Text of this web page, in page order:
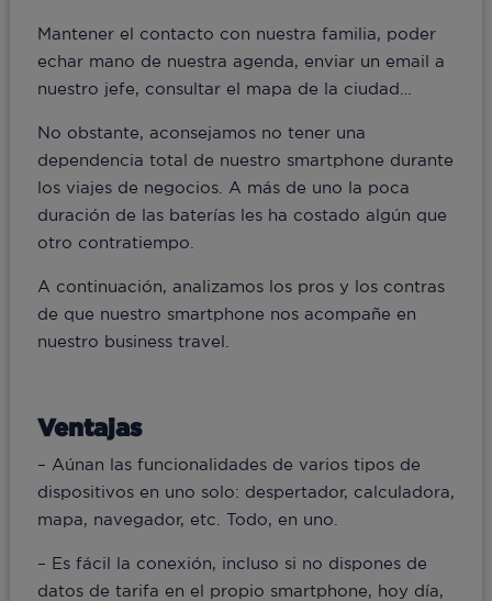
Mantener el contacto con nuestra familia, poder
echar mano de nuestra agenda, enviar un email a
nuestro jefe, consultar el mapa de la ciudad…
No obstante, aconsejamos no tener una
dependencia total de nuestro smartphone durante
los viajes de negocios. A más de uno la poca
duración de las baterías les ha costado algún que
otro contratiempo.
A continuación, analizamos los pros y los contras
de que nuestro smartphone nos acompañe en
nuestro business travel.
Ventajas
– Aúnan las funcionalidades de varios tipos de
dispositivos en uno solo: despertador, calculadora,
mapa, navegador, etc. Todo, en uno.
– Es fácil la conexión, incluso si no dispones de
datos de tarifa en el propio smartphone, hoy día,